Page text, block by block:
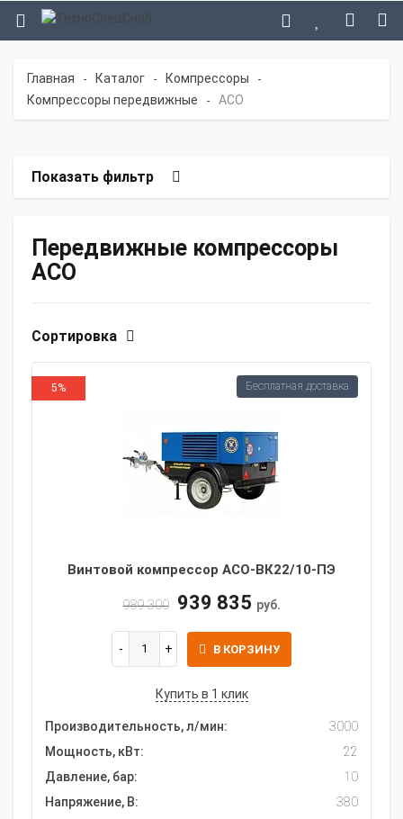
Главная - Каталог - Компрессоры -
Компрессоры передвижные - АСО
Показать фильтр
Передвижные компрессоры
АСО
Сортировка
5%
Винтовой компрессор АСО-ВК22/10-ПЭ
989 300 939 835 руб.
В КОРЗИНУ
Купить в 1 клик
Производительность, л/мин:
3000
Мощность, кВт:
22
Давление, бар:
10
Напряжение, В:
380
Бесплатная доставка